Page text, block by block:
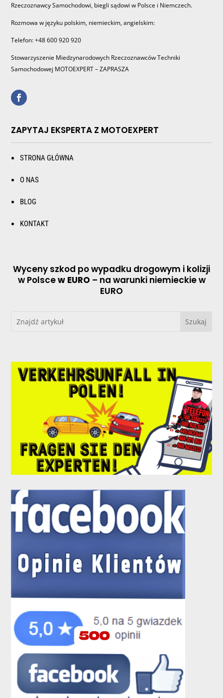
Rzeczoznawcy Samochodowi, biegli sądowi w Polsce i Niemczech.
Rozmowa w języku polskim, niemieckim, angielskim:
Telefon: +48 600 920 920
Stowarzyszenie Miedzynarodowych Rzeczoznawców Techniki
Samochodowej MOTOEXPERT – ZAPRASZA
ZAPYTAJ EKSPERTA Z MOTOEXPERT
STRONA GŁÓWNA
O NAS
BLOG
KONTAKT
Wyceny szkod po wypadku drogowym i kolizji
w Polscew EURO – na warunki niemieckie w
EURO